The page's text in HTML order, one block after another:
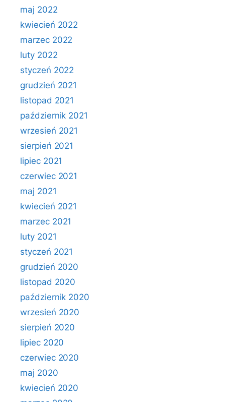
maj 2022
kwiecień 2022
marzec 2022
luty 2022
styczeń 2022
grudzień 2021
listopad 2021
październik 2021
wrzesień 2021
sierpień 2021
lipiec 2021
czerwiec 2021
maj 2021
kwiecień 2021
marzec 2021
luty 2021
styczeń 2021
grudzień 2020
listopad 2020
październik 2020
wrzesień 2020
sierpień 2020
lipiec 2020
czerwiec 2020
maj 2020
kwiecień 2020